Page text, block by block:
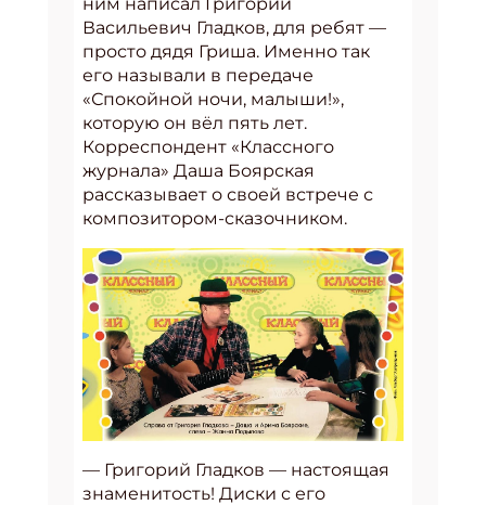
Васильевич Гладков, для ребят —
просто дядя Гриша. Именно так
его называли в передаче
«Спокойной ночи, малыши!»,
которую он вёл пять лет.
Корреспондент «Классного
журнала» Даша Боярская
рассказывает о своей встрече с
композитором-сказочником.
— Григорий Гладков — настоящая
знаменитость! Диски с его